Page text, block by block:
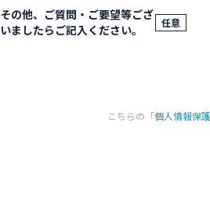
その他、ご質問・ご要望等ござ
いましたらご記入ください。
任意
こちらの「個人情報保